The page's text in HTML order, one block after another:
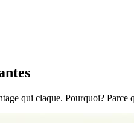
qui claque. Pourquoi? Parce